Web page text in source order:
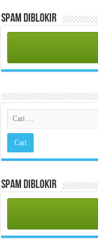
Spam Diblokir
Spam Diblokir